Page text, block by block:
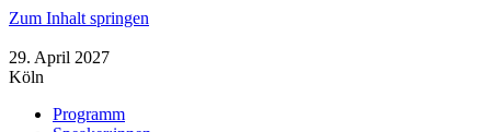
Zum Inhalt springen
29. April 2027
Köln
Programm